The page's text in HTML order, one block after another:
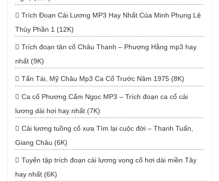
Trích Đoạn Cải Lương MP3 Hay Nhất Của Minh Phụng Lệ
Thủy Phần 1 (12K)
Trích đoạn tân cổ Châu Thanh – Phượng Hằng mp3 hay
nhất (9K)
Tấn Tài, Mỹ Châu Mp3 Ca Cổ Trước Năm 1975 (8K)
Ca cổ Phương Cẩm Ngọc MP3 – Trích đoạn ca cổ cải
lương dài hơi hay nhất (7K)
Cải lương tuồng cổ xưa Tìm lại cuộc đời – Thanh Tuấn,
Giang Châu (6K)
Tuyển tập trích đoạn cải lương vọng cổ hơi dài miền Tây
hay nhất (6K)